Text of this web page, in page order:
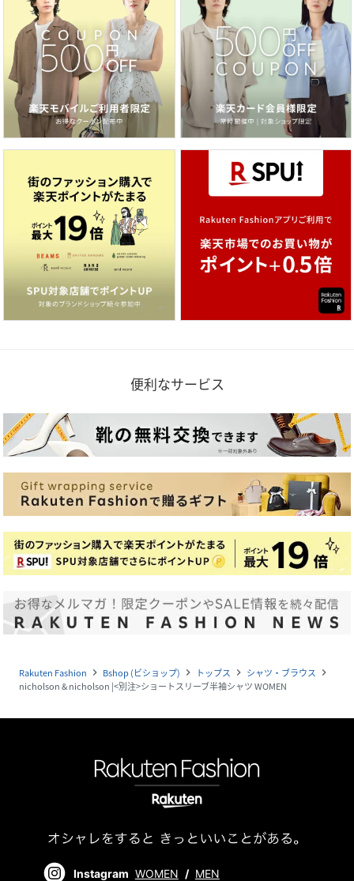
便利なサービス
Rakuten Fashion navigate_next Bshop (ビショップ) navigate_next トップス navigate_next シャツ・ブラウス navigate_next
nicholson & nicholson |<別注>ショートスリーブ半袖シャツ WOMEN
Instagram WOMEN / MEN